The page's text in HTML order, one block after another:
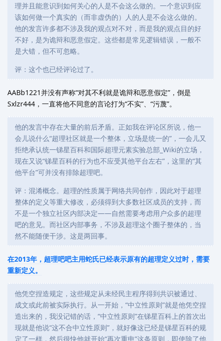
理并且能意识到如何关心的人是不会这么做的。一个意识到应
该如何做一个真实的（而非虚伪的）人的人是不会这么做的。
他的发言许多都不涉及我的观点对不对，而是我的观点目的好
不好，是为诡辩和恶意假定。这些都是常见逻辑错误，一般不
是大错，但不可忽略。
评：这个也已经评论过了。
AABb1221并没有声称“对其不利就是诡辩和恶意假定”，倒是
Sxlzr444，一直将他不同意的言论打为“不实”、“污蔑”。
他的发言中存在大量的前后矛盾。正如我在评论区所说，他一
会儿说什么“超理社区就是一个整体，立场是统一的”，一会儿又
拒绝承认统一锑星百科和国际超理元素实验总部_Wiki的立场，
现在又说“锑星百科的行为也不应受其他平台左右”，这里的“其
他平台”可并没有排除超理吧。
评：混淆概念。超理的性质属于网络共同创作，因此对于超理
整体的定义等重大修改，必须得到大多数社区成员的支持，而
不是一个独立社区内部决定——自然需要考虑用户众多的超理
吧的意见。而社区内部事务，不涉及超理这个圈子整体的，当
然不能随便干涉。这是两回事。
在2013年，超理吧吧主用蛇氏已经表示原有的超理定义过时，需要
重新定义。
他凭空捏造规定，这些规定从未经民主程序得到共识被通过、
成文或此前被实际执行。从一开始，“中立性原则”就是他凭空捏
造出来的，我没记错的话，“中立性原则”在锑星百科上的首次出
现就是他说“这不合中立性原则”，就好像这已经是锑星百科的规
定了一样，然后很快他就开始“再次重申”这条原则，即使除了他